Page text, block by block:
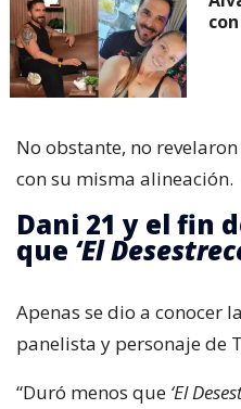
No obstante, no
con su misma alineación.
Dani 21 y el fin
que ‘El
Apenas se dio a conocer
panelista y personaje de
“Duró menos que ‘El